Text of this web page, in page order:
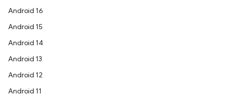
Android 16
Android 15
Android 14
Android 13
Android 12
Android 11